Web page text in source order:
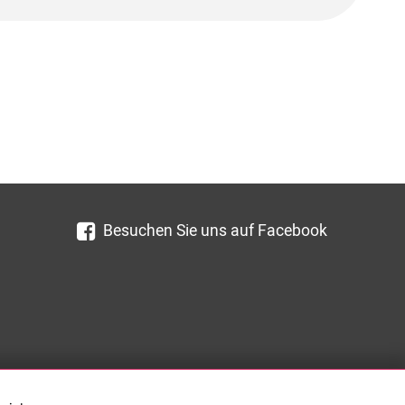
Besuchen Sie uns auf Facebook